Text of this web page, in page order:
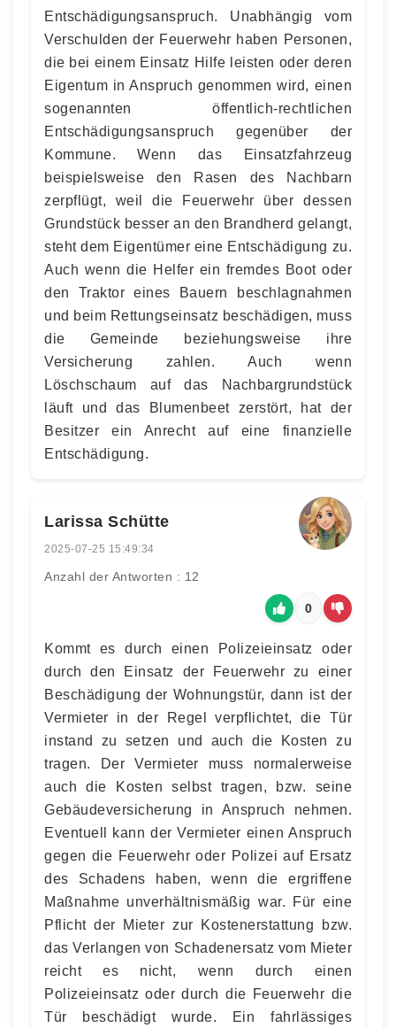
Entschädigungsanspruch. Unabhängig vom
Verschulden der Feuerwehr haben Personen,
die bei einem Einsatz Hilfe leisten oder deren
Eigentum in Anspruch genommen wird, einen
sogenannten öffentlich-rechtlichen
Entschädigungsanspruch gegenüber der
Kommune. Wenn das Einsatzfahrzeug
beispielsweise den Rasen des Nachbarn
zerpflügt, weil die Feuerwehr über dessen
Grundstück besser an den Brandherd gelangt,
steht dem Eigentümer eine Entschädigung zu.
Auch wenn die Helfer ein fremdes Boot oder
den Traktor eines Bauern beschlagnahmen
und beim Rettungseinsatz beschädigen, muss
die Gemeinde beziehungsweise ihre
Versicherung zahlen. Auch wenn
Löschschaum auf das Nachbargrundstück
läuft und das Blumenbeet zerstört, hat der
Besitzer ein Anrecht auf eine finanzielle
Entschädigung.
Larissa Schütte
2025-07-25 15:49:34
Anzahl der Antworten : 12
0
Kommt es durch einen Polizeieinsatz oder
durch den Einsatz der Feuerwehr zu einer
Beschädigung der Wohnungstür, dann ist der
Vermieter in der Regel verpflichtet, die Tür
instand zu setzen und auch die Kosten zu
tragen. Der Vermieter muss normalerweise
auch die Kosten selbst tragen, bzw. seine
Gebäudeversicherung in Anspruch nehmen.
Eventuell kann der Vermieter einen Anspruch
gegen die Feuerwehr oder Polizei auf Ersatz
des Schadens haben, wenn die ergriffene
Maßnahme unverhältnismäßig war. Für eine
Pflicht der Mieter zur Kostenerstattung bzw.
das Verlangen von Schadenersatz vom Mieter
reicht es nicht, wenn durch einen
Polizeieinsatz oder durch die Feuerwehr die
Tür beschädigt wurde. Ein fahrlässiges